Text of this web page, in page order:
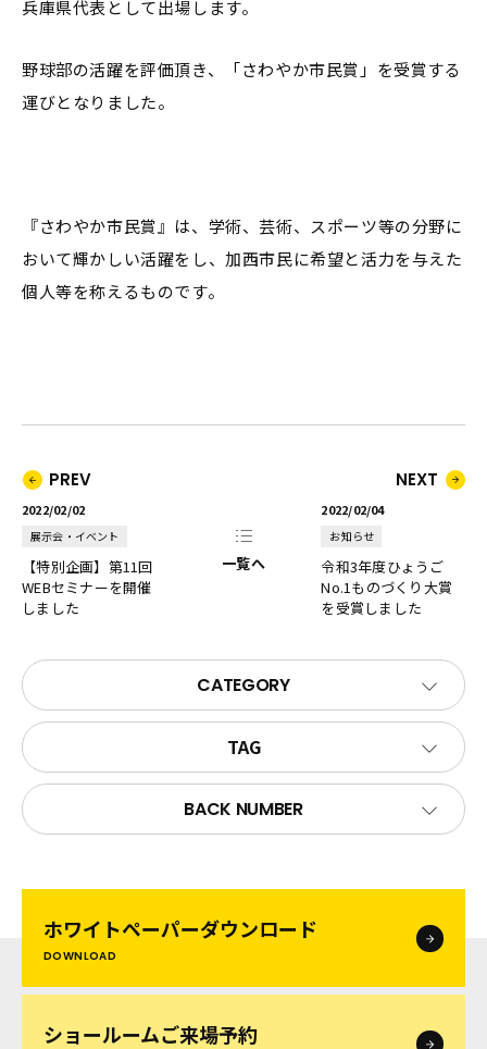
兵庫県代表として出場します。
野球部の活躍を評価頂き、「さわやか市民賞」を受賞する
運びとなりました。
『さわやか市民賞』は、学術、芸術、スポーツ等の分野に
おいて輝かしい活躍をし、加西市民に希望と活力を与えた
個人等を称えるものです。
PREV
2022/02/02
展示会・イベント
【特別企画】第11回
WEBセミナーを開催
しました
NEXT
2022/02/04
お知らせ
令和3年度ひょうご
No.1ものづくり大賞
を受賞しました
一覧へ
CATEGORY
TAG
BACK NUMBER
ホワイトペーパーダウンロード
DOWNLOAD
ショールームご来場予約